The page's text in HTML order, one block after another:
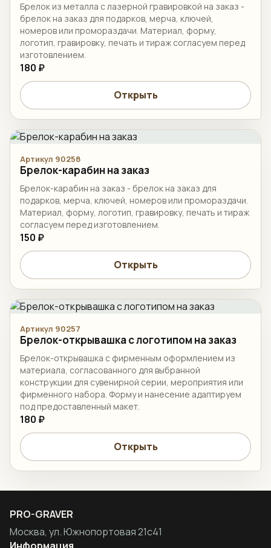
Брелок из металла с лазерной гравировкой на заказ -
брелок на заказ для подарков, мерча, ключей,
номеров или промораздачи. Материал, форму,
логотип, гравировку, печать и тираж согласуем перед
изготовлением.
180 ₽
Открыть
Артикул 90258
Брелок-карабин на заказ
Брелок-карабин на заказ - брелок на заказ для
подарков, мерча, ключей, номеров или промораздачи.
Материал, форму, логотип, гравировку, печать и тираж
согласуем перед изготовлением.
150 ₽
Открыть
Артикул 90257
Брелок-открывашка с логотипом на заказ
Брелок-открывашка с фирменным оформлением из
материала, согласованного для выбранной
конструкции для сувенирной серии, мероприятия или
фирменного набора. Форму и нанесение адаптируем
под предоставленный макет.
180 ₽
Открыть
PRO-GRAVER
Москва, ул. Южнопортовая 21с41